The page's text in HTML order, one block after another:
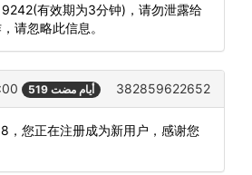
9242(有效期为3分钟)，请勿泄露给
请忽略此信息。
519 أيام مضت 382859622652
，您正在注册成为新用户，感谢您